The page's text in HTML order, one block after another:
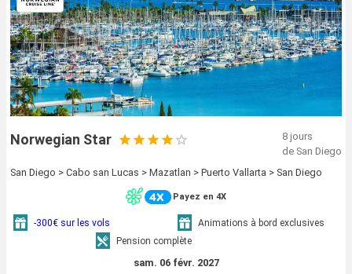
Norwegian Star
8 jours
de San Diego
San Diego > Cabo san Lucas > Mazatlan > Puerto Vallarta > San Diego
Payez en 4X
-300€ sur les vols
Animations à bord exclusives
Pension complète
sam. 06 févr. 2027